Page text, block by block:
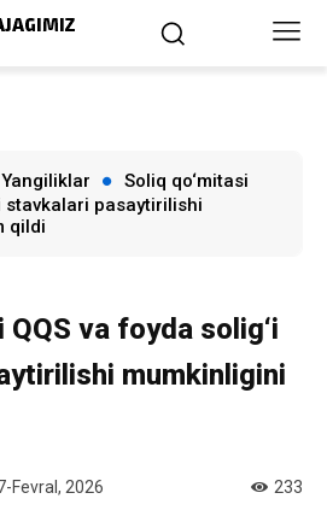
Yangiliklar
Soliq qo‘mitasi
stavkalari pasaytirilishi
qildi
QQS va foyda solig‘i
mumkinligini
Fevral, 2026 233